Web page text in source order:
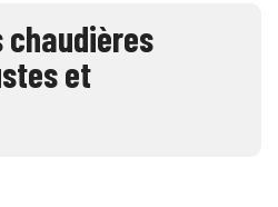
chaudières
et